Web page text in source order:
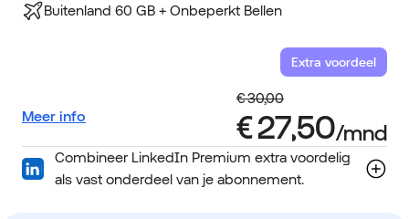
Buitenland 60 GB + Onbeperkt Bellen
Extra voordeel
Meer info
Combineer LinkedIn Premium extra voordelig
als vast onderdeel van je abonnement.